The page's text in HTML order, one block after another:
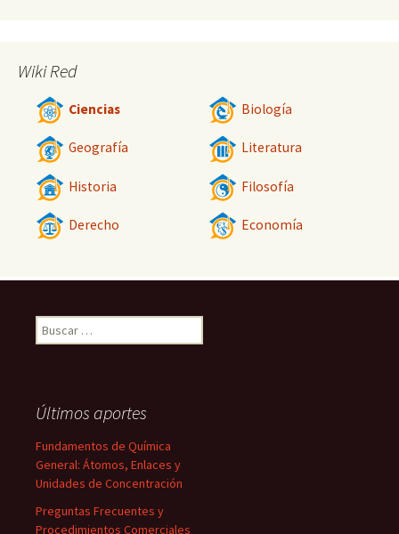
Wiki Red
Ciencias Biología
Geografía Literatura
Historia Filosofía
Derecho Economía
Buscar:
Últimos aportes
Fundamentos de Química
General: Átomos, Enlaces y
Unidades de Concentración
Preguntas Frecuentes y
Procedimientos Comerciales